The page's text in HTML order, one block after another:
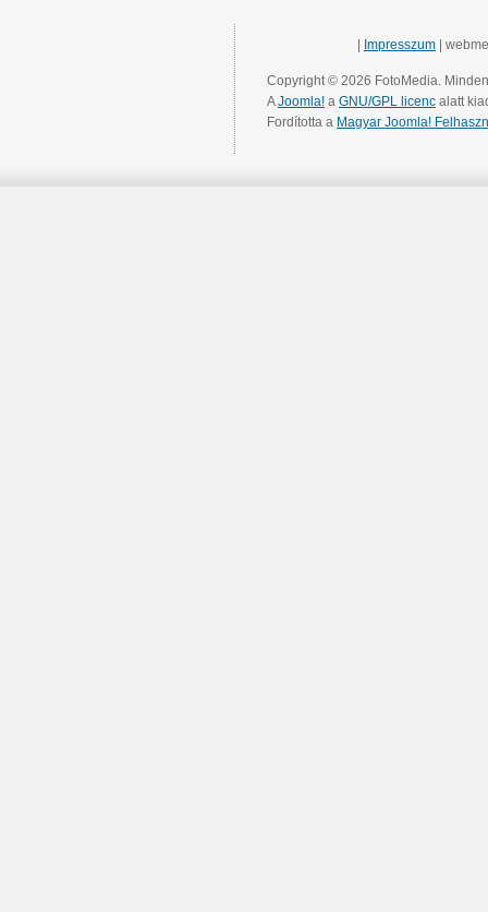
Impresszum |
Copyright © 2026 FotoMedia.
AJoomla! a GNU/GPL licenc alatt
Fordította a Magyar Joomla!